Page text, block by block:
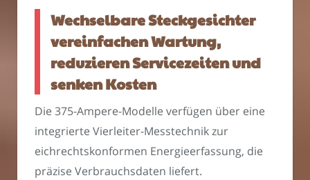
Wechselbare Steckgesichter
vereinfachen Wartung,
reduzieren Servicezeiten und
senken Kosten
Die 375-Ampere-Modelle verfügen über eine
integrierte Vierleiter-Messtechnik zur
eichrechtskonformen Energieerfassung, die
präzise Verbrauchsdaten liefert.